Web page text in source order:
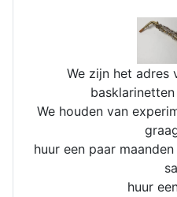
We zijn het adres
We houden van
huur een paar
huur